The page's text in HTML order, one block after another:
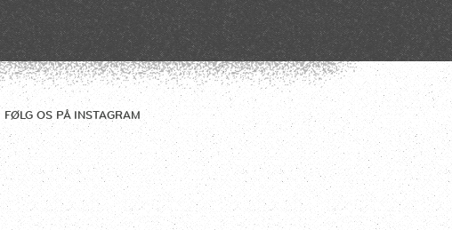
FØLG OS PÅ INSTAGRAM